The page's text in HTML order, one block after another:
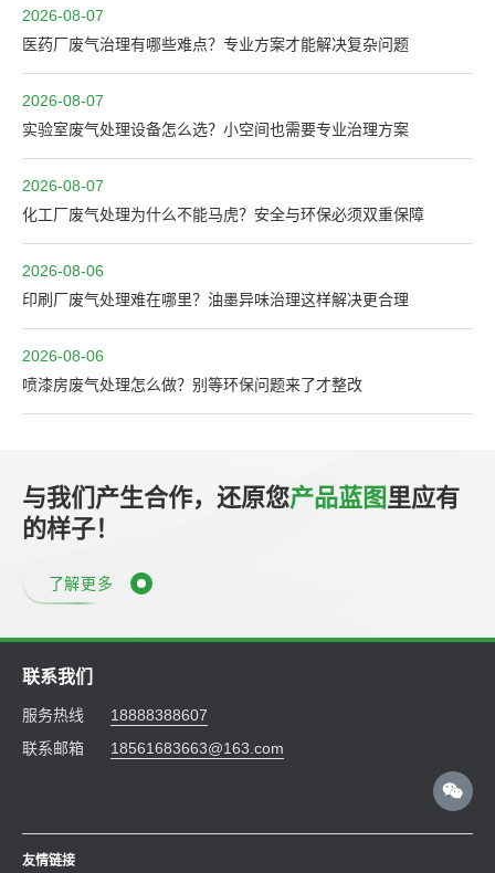
2026-08-07
医药厂废气治理有哪些难点？专业方案才能解决复杂问题
2026-08-07
实验室废气处理设备怎么选？小空间也需要专业治理方案
2026-08-07
化工厂废气处理为什么不能马虎？安全与环保必须双重保障
2026-08-06
印刷厂废气处理难在哪里？油墨异味治理这样解决更合理
2026-08-06
喷漆房废气处理怎么做？别等环保问题来了才整改
与我们产生合作，还原您产品蓝图里应有
的样子！
了解更多
联系我们
服务热线
18888388607
联系邮箱
18561683663@163.com
友情链接